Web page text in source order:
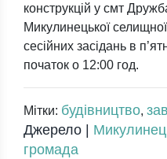
конструкцій у смт
Микулинецької
сесійних засідань в
початок о 12:00 год.
Мітки: будівництво,
Джерело |
громада